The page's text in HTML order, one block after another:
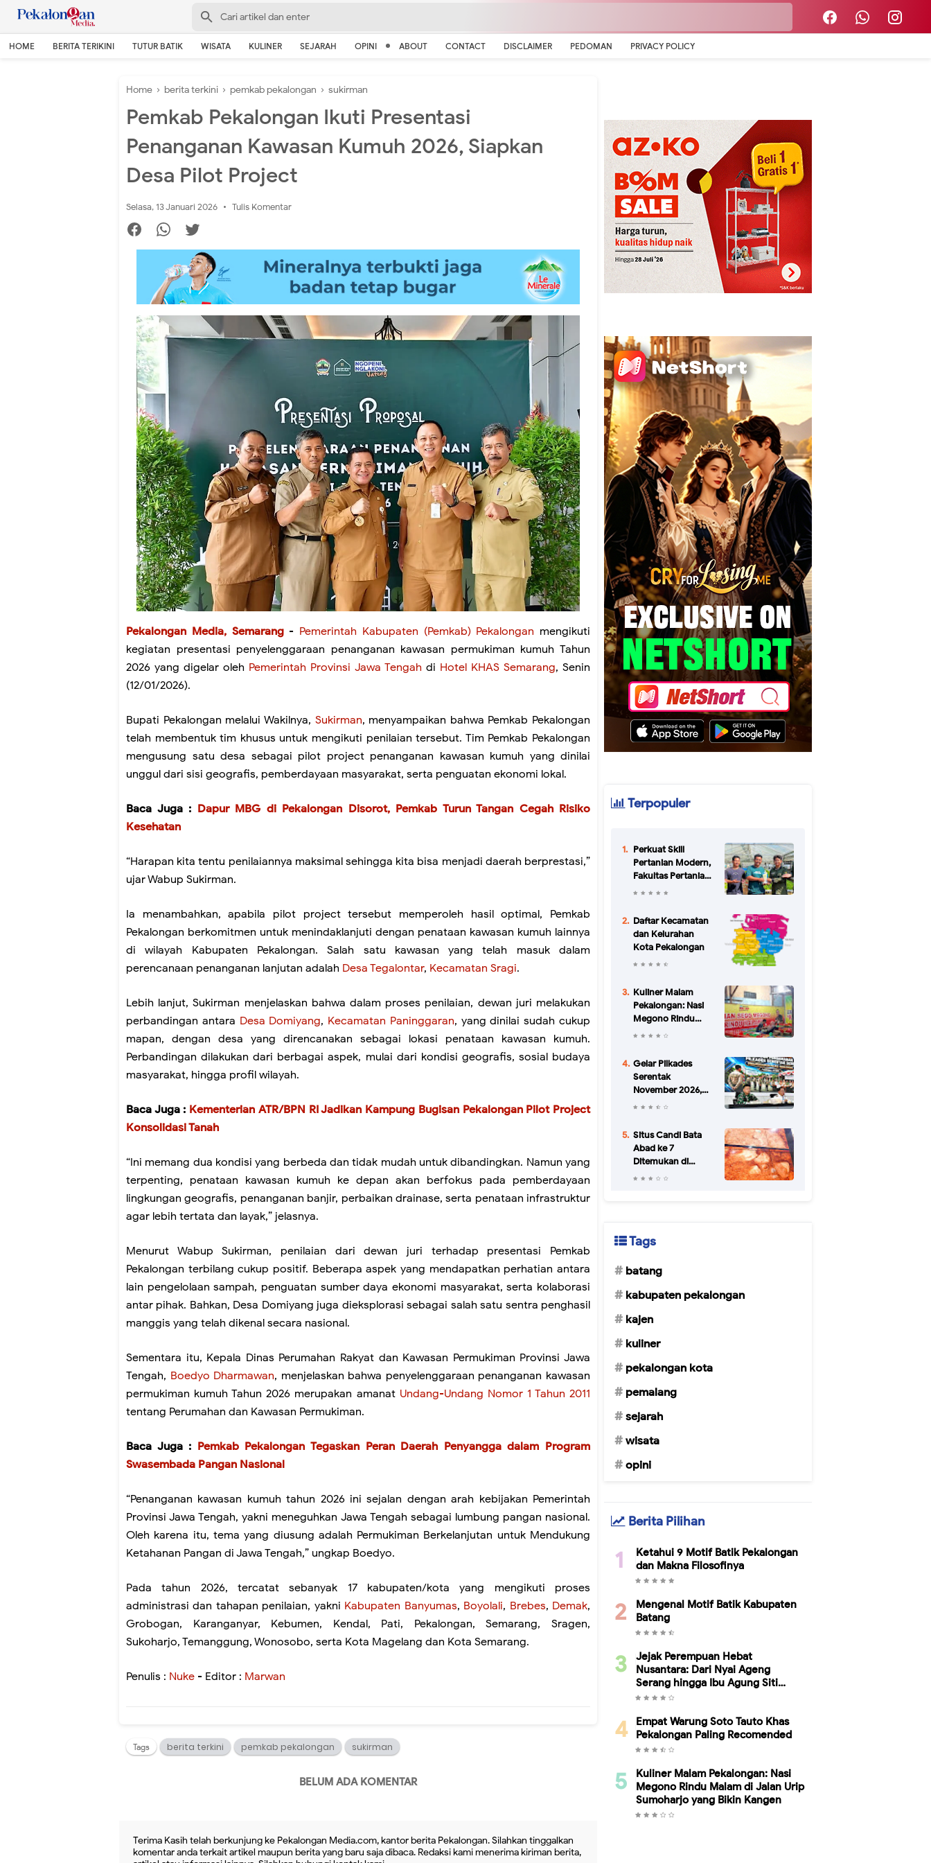
HOME BERITA TERIKINI TUTUR BATIK WISATA KULINER SEJARAH OPINI ABOUT CONTACT DISCLAIMER PEDOMAN PRIVACY POLICY
Home › berita terkini › pemkab pekalongan › sukirman
Pemkab Pekalongan Ikuti Presentasi
Penanganan Kawasan Kumuh 2026, Siapkan
Desa Pilot Project
Selasa, 13 Januari 2026 Tulis Komentar
Pekalongan Media, Semarang- Pemerintah Kabupaten (Pemkab) Pekalongan mengikuti
kegiatan presentasi penyelenggaraan penanganan kawasan permukiman kumuh Tahun
2026 yang digelar oleh Pemerintah Provinsi Jawa Tengah di Hotel KHAS Semarang, Senin
(12/01/2026).
Bupati Pekalongan melalui Wakilnya, Sukirman, menyampaikan bahwa Pemkab Pekalongan
telah membentuk tim khusus untuk mengikuti penilaian tersebut. Tim Pemkab Pekalongan
mengusung satu desa sebagai pilot project penanganan kawasan kumuh yang dinilai
unggul dari sisi geografis, pemberdayaan masyarakat, serta penguatan ekonomi lokal.
Baca Juga : Dapur MBG di Pekalongan Disorot, Pemkab Turun Tangan Cegah Risiko
Kesehatan
“Harapan kita tentu penilaiannya maksimal sehingga kita bisa menjadi daerah berprestasi,”
ujar Wabup Sukirman.
Ia menambahkan, apabila pilot project tersebut memperoleh hasil optimal, Pemkab
Pekalongan berkomitmen untuk menindaklanjuti dengan penataan kawasan kumuh lainnya
di wilayah Kabupaten Pekalongan. Salah satu kawasan yang telah masuk dalam
perencanaan penanganan lanjutan adalah Desa Tegalontar, Kecamatan Sragi.
Lebih lanjut, Sukirman menjelaskan bahwa dalam proses penilaian, dewan juri melakukan
perbandingan antara Desa Domiyang, Kecamatan Paninggaran, yang dinilai sudah cukup
mapan, dengan desa yang direncanakan sebagai lokasi penataan kawasan kumuh.
Perbandingan dilakukan dari berbagai aspek, mulai dari kondisi geografis, sosial budaya
masyarakat, hingga profil wilayah.
Baca Juga : Kementerian ATR/BPN RI Jadikan Kampung Bugisan Pekalongan Pilot Project
Konsolidasi Tanah
“Ini memang dua kondisi yang berbeda dan tidak mudah untuk dibandingkan. Namun yang
terpenting, penataan kawasan kumuh ke depan akan berfokus pada pemberdayaan
lingkungan geografis, penanganan banjir, perbaikan drainase, serta penataan infrastruktur
agar lebih tertata dan layak,” jelasnya.
Menurut Wabup Sukirman, penilaian dari dewan juri terhadap presentasi Pemkab
Pekalongan terbilang cukup positif. Beberapa aspek yang mendapatkan perhatian antara
lain pengelolaan sampah, penguatan sumber daya ekonomi masyarakat, serta kolaborasi
antar pihak. Bahkan, Desa Domiyang juga dieksplorasi sebagai salah satu sentra penghasil
manggis yang telah dikenal secara nasional.
Sementara itu, Kepala Dinas Perumahan Rakyat dan Kawasan Permukiman Provinsi Jawa
Tengah, Boedyo Dharmawan, menjelaskan bahwa penyelenggaraan penanganan kawasan
permukiman kumuh Tahun 2026 merupakan amanat Undang-Undang Nomor 1 Tahun 2011
tentang Perumahan dan Kawasan Permukiman.
Baca Juga : Pemkab Pekalongan Tegaskan Peran Daerah Penyangga dalam Program
Swasembada Pangan Nasional
“Penanganan kawasan kumuh tahun 2026 ini sejalan dengan arah kebijakan Pemerintah
Provinsi Jawa Tengah, yakni meneguhkan Jawa Tengah sebagai lumbung pangan nasional.
Oleh karena itu, tema yang diusung adalah Permukiman Berkelanjutan untuk Mendukung
Ketahanan Pangan di Jawa Tengah,” ungkap Boedyo.
Pada tahun 2026, tercatat sebanyak 17 kabupaten/kota yang mengikuti proses
administrasi dan tahapan penilaian, yakni Kabupaten Banyumas, Boyolali, Brebes, Demak,
Grobogan, Karanganyar, Kebumen, Kendal, Pati, Pekalongan, Semarang, Sragen,
Sukoharjo, Temanggung, Wonosobo, serta Kota Magelang dan Kota Semarang.
Penulis : Nuke - Editor : Marwan
Tags berita terkini pemkab pekalongan sukirman
BELUM ADA KOMENTAR
Terima Kasih telah berkunjung ke Pekalongan Media.com, kantor berita Pekalongan. Silahkan tinggalkan
komentar anda terkait artikel maupun berita yang baru saja dibaca. Redaksi kami menerima kiriman berita,
Terpopuler
Perkuat Skill
Pertanian Modern,
Fakultas Pertanian
Unikal Gandeng
Farm Semarang
Daftar Kecamatan
dan Kelurahan
Kota Pekalongan
Kuliner Malam
Pekalongan: Nasi
Megono Rindu
Malam di Jalan
yang Bikin Kangen
Gelar Pilkades
Serentak
November 2026,
Pemkab
Petakan Potensi
Konflik di 34 Desa
Situs Candi Bata
Abad ke 7
Ditemukan di
Batang
Tags
batang
kabupaten pekalongan
kajen
kuliner
pekalongan kota
pemalang
sejarah
wisata
opini
Berita Pilihan
Ketahui 9 Motif Batik Pekalongan
dan Makna Filosofinya
Mengenal Motif Batik Kabupaten
Batang
Jejak Perempuan Hebat
Nusantara: Dari Nyai Ageng
Serang hingga Ibu Agung Siti
Ambariyah, Bukti Kesetaraan
Empat Warung Soto Tauto Khas
Pekalongan Paling Recomended
Kuliner Malam Pekalongan: Nasi
Megono Rindu Malam di Jalan Urip
Sumoharjo yang Bikin Kangen